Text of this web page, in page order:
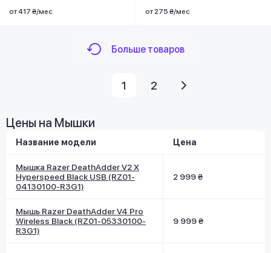
от 417 ₴/мес
от 275 ₴/мес
Больше товаров
1 2
Цены на Мышки
Название модели Цена
Мышка Razer DeathAdder V2 X
Hyperspeed Black USB (RZ01-
04130100-R3G1)
2 999 ₴
Мышь Razer DeathAdder V4 Pro
Wireless Black (RZ01-05330100-
R3G1)
9 999 ₴